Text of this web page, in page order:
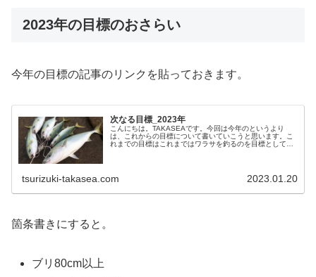
2023年の目標のおさらい
今年の目標の記事のリンクを貼っておきます。
次なる目標_2023年
こんにちは。TAKASEAです。今回は今年のというより
は、これからの目標について書いていこうと思います。こ
れまでの目標はこれまではワラサを釣るのを目標としてい
tsurizuki-takasea.com 2023.01.20
箇条書きにすると。
ブリ80cm以上